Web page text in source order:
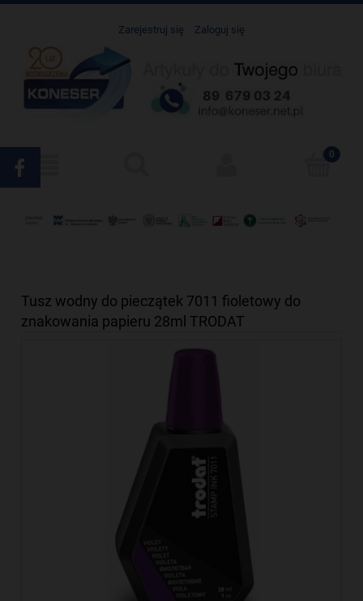
Zarejestruj się Zaloguj się
Tusz wodny do pieczątek 7011 fioletowy do
znakowania papieru 28ml TRODAT